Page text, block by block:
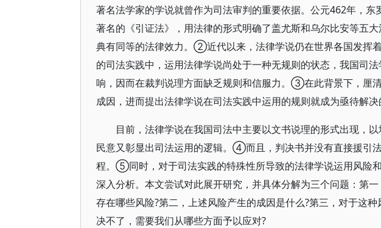
著名法学家的学说就曾作为司法审判的重要依据。公元462年，东
著名的《引证法》，用法律的形式明确了盖尤斯和乌尔比安等五
典有同等的法律效力。②近代以来，法律学说仍在世界各国发挥
的司法实践中，运用法律学说尚处于一种无规则的状态，我国司
响，因而在裁判说理方面缺乏规则和信服力。③在此背景下，厘
成因，进而提出法律学说在司法实践中运用的规则就成为亟待解决
目前，法律学说在我国司法中主要以文书说理的形式出现，
民意又彰显出司法运用的逻辑。④而且，判决书并没有直接援引
程。⑤同时，对于司法实践的特殊性所导致的法律学说运用风险
深入分析。本文尝试对此展开研究，并具体分解为三个问题：第
存在哪些风险?第二，上述风险产生的成因是什么?第三，对于这
决不了，需要我们从哪些方面予以应对?